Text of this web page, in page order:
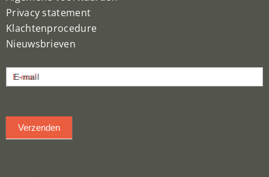
Privacy statement
Klachtenprocedure
Nieuwsbrieven
inschrijven
E-mail
Verzenden